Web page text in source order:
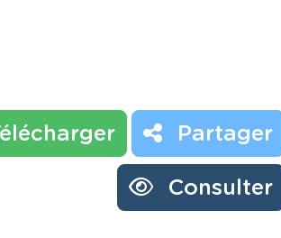
Partager
Consulter